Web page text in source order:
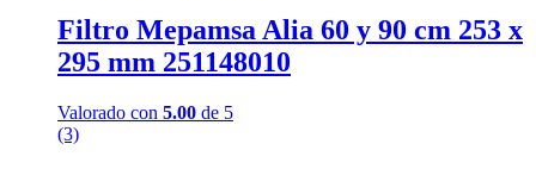
Filtro Mepamsa Alia 60 y 90 cm 253 x
295 mm 251148010
Valorado con 5.00 de 5
(3)